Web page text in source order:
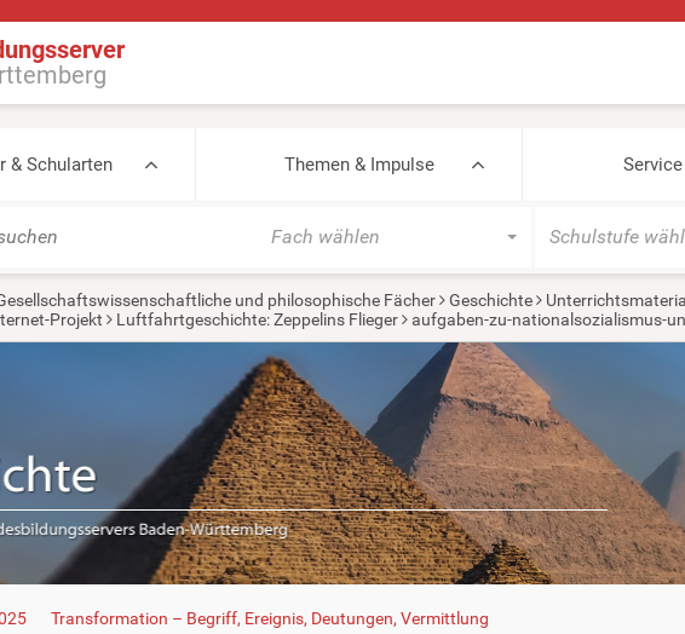
& Schularten Themen & Impulse
Fach wählen Schulstufe
und philosophische Fächer Geschichte
Projekt
Luftfahrtgeschichte: Zeppelins Flieger aufgaben-zu-nationalsozialismus-
Transformation – Begriff, Ereignis, Deutungen, Vermittlung